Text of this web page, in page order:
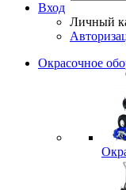
Вход
Личный
Окрасочное